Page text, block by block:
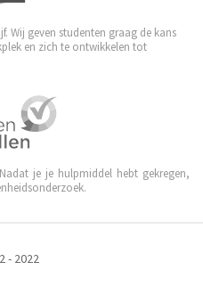
Wij geven studenten graag de kans
en zich te ontwikkelen tot
je je hulpmiddel hebt gekregen,
- 2022